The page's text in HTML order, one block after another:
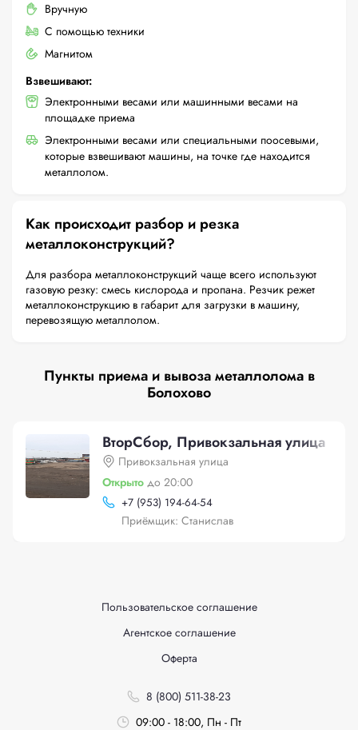
Вручную
С помощью техники
Магнитом
Взвешивают:
Электронными весами или машинными весами на
площадке приема
Электронными весами или специальными поосевыми,
которые взвешивают машины, на точке где находится
металлолом.
Как происходит разбор и резка
металлоконструкций?
Для разбора металлоконструкций чаще всего используют
газовую резку: смесь кислорода и пропана. Резчик режет
металлоконструкцию в габарит для загрузки в машину,
перевозящую металлолом.
Пункты приема и вывоза металлолома в
Болохово
ВторСбор, Привокзальная улица
Привокзальная улица
Открыто до 20:00
+7 (953) 194-64-54
Приёмщик: Станислав
Пользовательское соглашение
Агентское соглашение
Оферта
8 (800) 511-38-23
09:00 - 18:00, Пн - Пт